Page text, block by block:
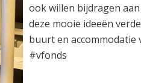
ook willen bijdragen
deze mooie ideeën
buurt en accommodatie
#vfonds